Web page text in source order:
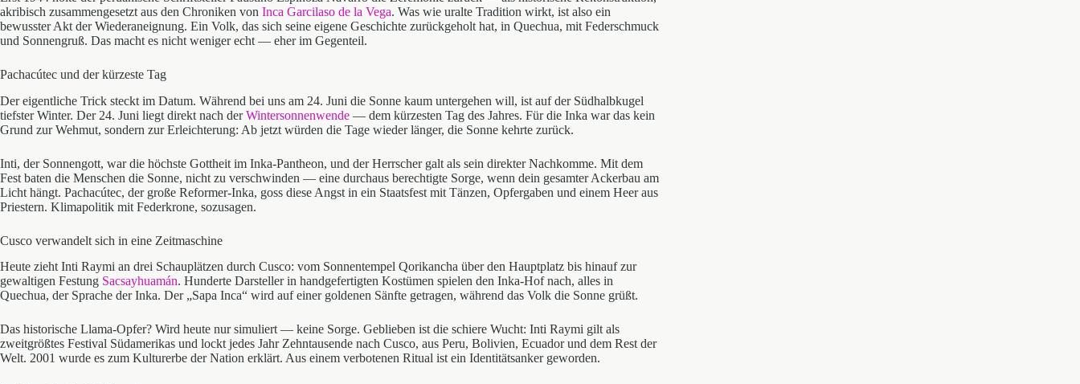
akribisch zusammengesetzt aus den Chroniken von Inca Garcilaso de la Vega. Was wie uralte Tradition wirkt, ist also ein
bewusster Akt der Wiederaneignung. Ein Volk, das sich seine eigene Geschichte zurückgeholt hat, in Quechua, mit Federschmuck
und Sonnengruß. Das macht es nicht weniger echt — eher im Gegenteil.
Pachacútec und der kürzeste Tag
Der eigentliche Trick steckt im Datum. Während bei uns am 24. Juni die Sonne kaum untergehen will, ist auf der Südhalbkugel
tiefster Winter. Der 24. Juni liegt direkt nach derWintersonnenwende — dem kürzesten Tag des Jahres. Für die Inka war das kein
Grund zur Wehmut, sondern zur Erleichterung: Ab jetzt würden die Tage wieder länger, die Sonne kehrte zurück.
Inti, der Sonnengott, war die höchste Gottheit im Inka-Pantheon, und der Herrscher galt als sein direkter Nachkomme. Mit dem
Fest baten die Menschen die Sonne, nicht zu verschwinden — eine durchaus berechtigte Sorge, wenn dein gesamter Ackerbau am
Licht hängt. Pachacútec, der große Reformer-Inka, goss diese Angst in ein Staatsfest mit Tänzen, Opfergaben und einem Heer aus
Priestern. Klimapolitik mit Federkrone, sozusagen.
Cusco verwandelt sich in eine Zeitmaschine
Heute zieht Inti Raymi an drei Schauplätzen durch Cusco: vom Sonnentempel Qorikancha über den Hauptplatz bis hinauf zur
gewaltigen Festung Sacsayhuamán. Hunderte Darsteller in handgefertigten Kostümen spielen den Inka-Hof nach, alles in
Quechua, der Sprache der Inka. Der „Sapa Inca“ wird auf einer goldenen Sänfte getragen, während das Volk die Sonne grüßt.
Das historische Llama-Opfer? Wird heute nur simuliert — keine Sorge. Geblieben ist die schiere Wucht: Inti Raymi gilt als
zweitgrößtes Festival Südamerikas und lockt jedes Jahr Zehntausende nach Cusco, aus Peru, Bolivien, Ecuador und dem Rest der
Welt. 2001 wurde es zum Kulturerbe der Nation erklärt. Aus einem verbotenen Ritual ist ein Identitätsanker geworden.